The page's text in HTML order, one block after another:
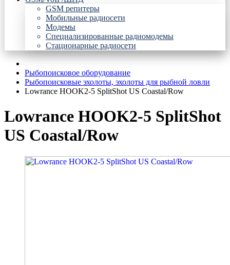
GSM репитеры
Мобильные радиосети
Модемы
Специализированные радиомодемы
Стационарные радиосети
Рыбопоисковое оборудование
Рыбопоисковые эхолоты, эхолоты для рыбной ловли
Lowrance HOOK2-5 SplitShot US Coastal/Row
Lowrance HOOK2-5 SplitShot
US Coastal/Row